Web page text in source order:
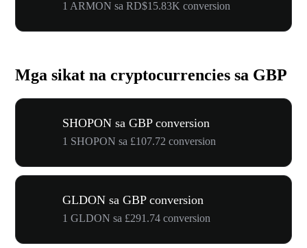
1 ARMON sa RD$15.83K conversion
Mga sikat na cryptocurrencies sa GBP
SHOPON sa GBP conversion
1 SHOPON sa £107.72 conversion
GLDON sa GBP conversion
1 GLDON sa £291.74 conversion